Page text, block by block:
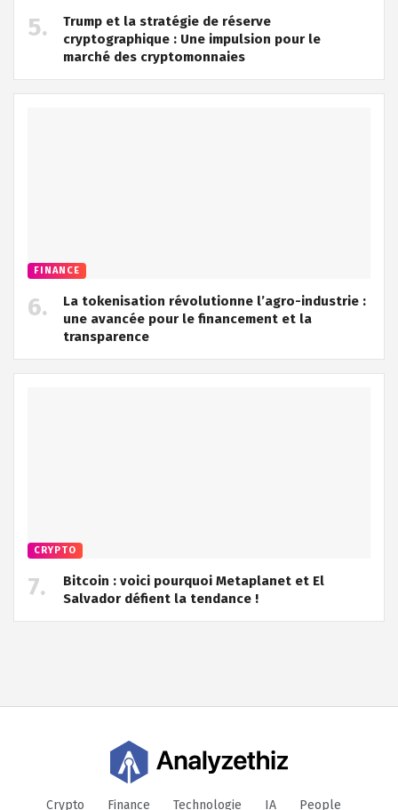
Trump et la stratégie de réserve
cryptographique : Une impulsion pour le
marché des cryptomonnaies
FINANCE
La tokenisation révolutionne l’agro-industrie :
une avancée pour le financement et la
transparence
CRYPTO
Bitcoin : voici pourquoi Metaplanet et El
Salvador défient la tendance !
Crypto Finance Technologie IA People